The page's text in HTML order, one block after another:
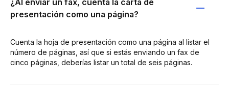
presentación como una página?
Cuenta la hoja de presentación como una página al listar el
número de páginas, así que si estás enviando un fax de
cinco páginas, deberías listar un total de seis páginas.